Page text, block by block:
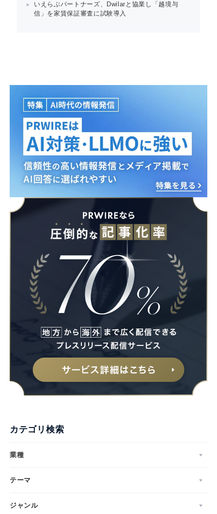
いえらぶパートナーズ、Dwilarと協業し「越境与
信」を家賃保証審査に試験導入
カテゴリ検索
業種
テーマ
ジャンル